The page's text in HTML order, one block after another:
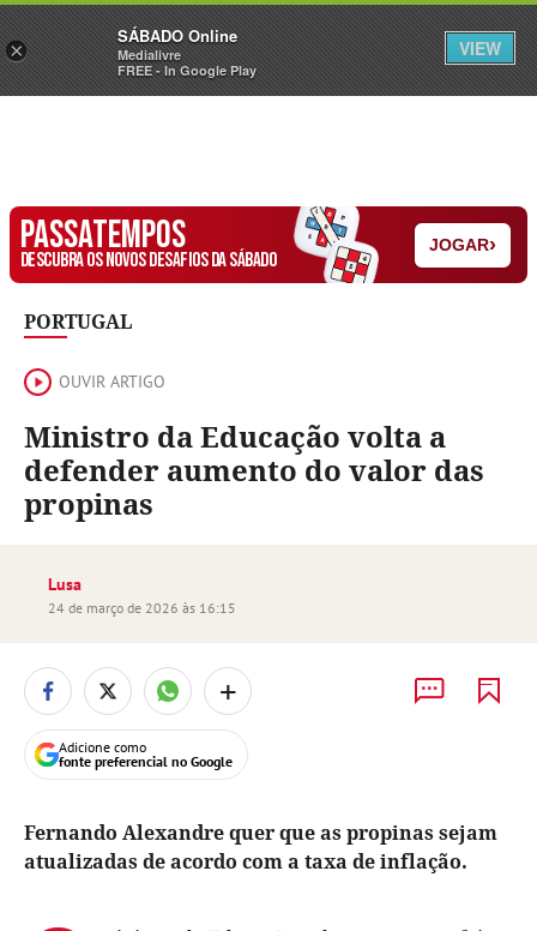
Sábado Assine Iniciar Sessão
PASSATEMPOS
DESCUBRA OS NOVOS DESAFIOS DA SÁBADO
JOGAR›
PORTUGAL
OUVIR ARTIGO
Ministro da Educação volta a
defender aumento do valor das
propinas
Lusa
24 de março de 2026 às 16:15
+
Adicione como
fonte preferencial no Google
Fernando Alexandre quer que as propinas sejam
atualizadas de acordo com a taxa de inflação.
×
SÁBADO Online
Medialivre
FREE - In Google Play
VIEW